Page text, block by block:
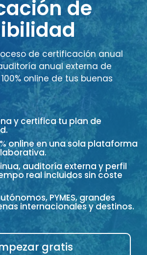
de
de certificación anual
anual externa de
online de tus buenas
y certifica tu plan de
online en una sola plataforma
auditoría externa y perfil
real incluidos sin coste
PYMES, grandes
internacionales y destinos.
gratis